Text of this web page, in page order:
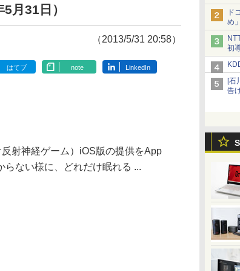
ド
め
初
[石
告
マ
月31日）
（2013/5/31 20:58）
はてブ note LinkedIn
射神経ゲーム）iOS版の提供をApp
ない様に、どれだけ眠れる ...